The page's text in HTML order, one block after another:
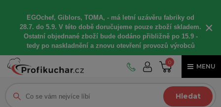
EGOchef, Giblors, TOMA, - má letní uzávěru fabriky od
28.7. do 5.9. V této době doručujeme pouze zboží skladem.
Ostatní objednané zboží bude dodáno přibližně po 15.9 -
tedy po naskladnění a znovu otevření provozů výrobců
×
0
MENU
Hledat